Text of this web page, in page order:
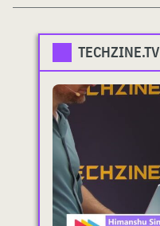
TECHZINE.TV